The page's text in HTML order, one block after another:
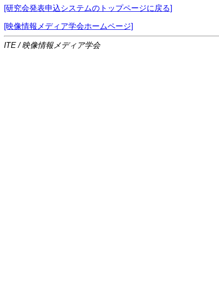
[研究会発表申込システムのトップページに戻る]
[映像情報メディア学会ホームページ]
ITE / 映像情報メディア学会